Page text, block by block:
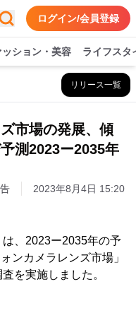
ログイン/会員登録
ッション・美容 ライフスタ
リリース一覧
市場の発展、傾
測2023ー2035年
2023年8月4日 15:20
、2023ー2035年の予
ンカメラレンズ市場」
を実施しました。